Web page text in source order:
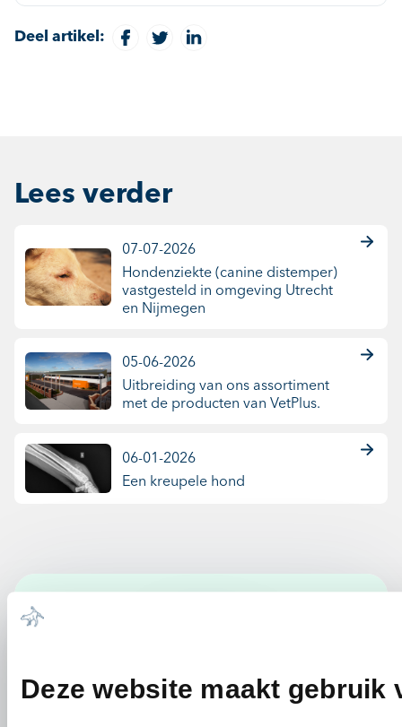
Deze website maakt gebruik
Deel artikel:
Lees verder
07-07-2026
Hondenziekte (canine distemper)
vastgesteld in omgeving Utrecht
en Nijmegen
05-06-2026
Uitbreiding van ons assortiment
met de producten van VetPlus.
06-01-2026
Een kreupele hond